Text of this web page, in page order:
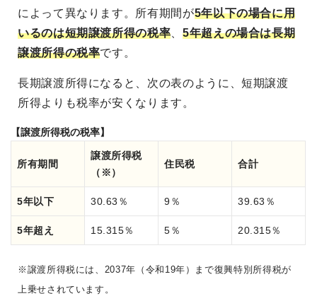
によって異なります。所有期間が5年以下の場合に用
いるのは短期譲渡所得の税率
5年超えの場合は長期
譲渡所得の税率です。
長期譲渡所得になると、次の表のように、短期譲渡
所得よりも税率が安くなります。
【譲渡所得税の税率】
所有期間
譲渡所得税
（※）
住民税 合計
5年以下 30.63％ 9％ 39.63％
5年超え 15.315％ 5％ 20.315％
※譲渡所得税には、2037年（令和19年）まで復興特別所得税が
上乗せされています。